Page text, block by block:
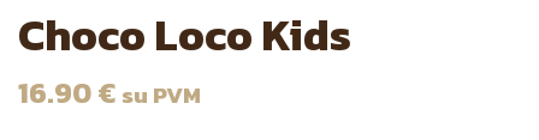
Choco Loco Kids
16.90€ su PVM